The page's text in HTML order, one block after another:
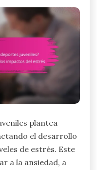
plantea
el desarrollo
de estrés. Este
a la ansiedad, a